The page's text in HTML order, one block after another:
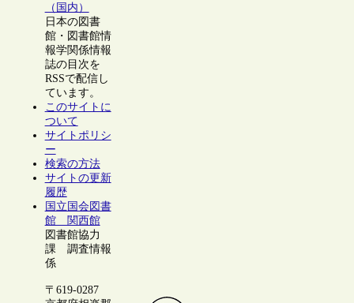
（国内）
日本の図書
館・図書館情
報学関係情報
誌の目次を
RSSで配信し
ています。
このサイトに
ついて
サイトポリシ
ー
検索の方法
サイトの更新
履歴
国立国会図書
館 関西館
図書館協力
課 調査情報
係
〒619-0287